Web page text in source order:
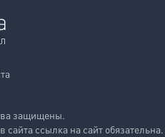
защищены.
ссылка на сайт обязательна.